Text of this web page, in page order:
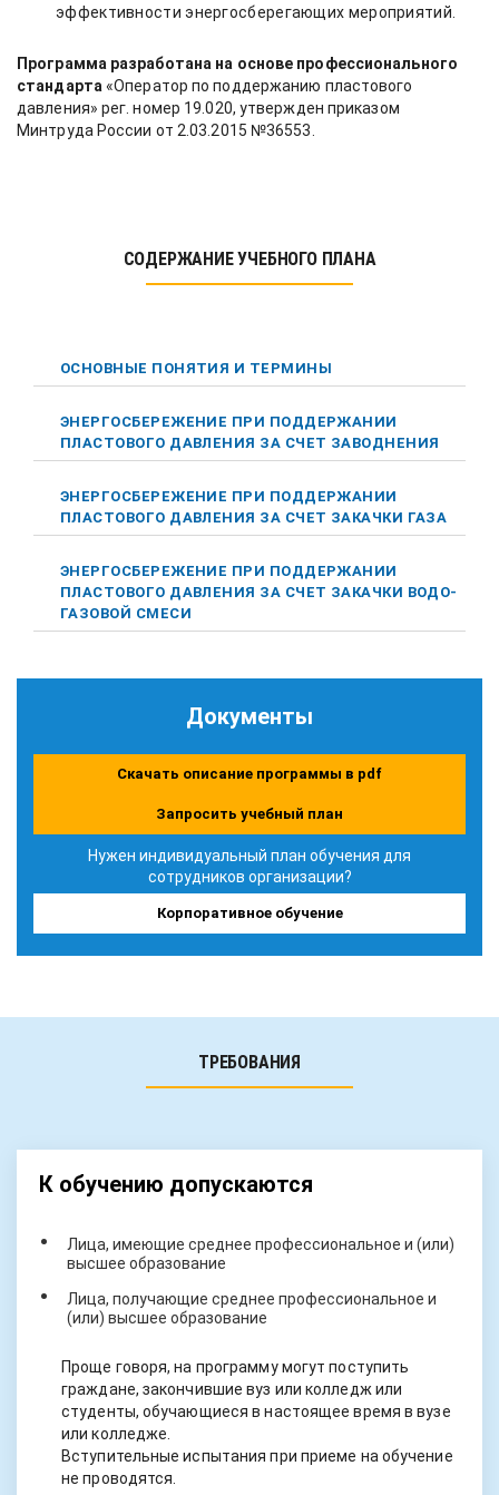
эффективности энергосберегающих мероприятий.
Программа разработана на основе профессионального
стандарта «Оператор по поддержанию пластового
давления» рег. номер 19.020, утвержден приказом
Минтруда России от 2.03.2015 №36553.
СОДЕРЖАНИЕ УЧЕБНОГО ПЛАНА
ОСНОВНЫЕ ПОНЯТИЯ И ТЕРМИНЫ
ЭНЕРГОСБЕРЕЖЕНИЕ ПРИ ПОДДЕРЖАНИИ
ПЛАСТОВОГО ДАВЛЕНИЯ ЗА СЧЕТ ЗАВОДНЕНИЯ
ЭНЕРГОСБЕРЕЖЕНИЕ ПРИ ПОДДЕРЖАНИИ
ПЛАСТОВОГО ДАВЛЕНИЯ ЗА СЧЕТ ЗАКАЧКИ ГАЗА
ЭНЕРГОСБЕРЕЖЕНИЕ ПРИ ПОДДЕРЖАНИИ
ПЛАСТОВОГО ДАВЛЕНИЯ ЗА СЧЕТ ЗАКАЧКИ ВОДО-
ГАЗОВОЙ СМЕСИ
Документы
Скачать описание программы в pdf
Запросить учебный план
Нужен индивидуальный план обучения для
сотрудников организации?
Корпоративное обучение
ТРЕБОВАНИЯ
К обучению допускаются
Лица, имеющие среднее профессиональное и (или)
высшее образование
Лица, получающие среднее профессиональное и
(или) высшее образование
Проще говоря, на программу могут поступить
граждане, закончившие вуз или колледж или
студенты, обучающиеся в настоящее время в вузе
или колледже.
Вступительные испытания при приеме на обучение
не проводятся.